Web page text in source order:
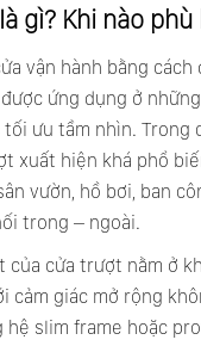
gì? Khi nào
vận hành bằng cách
ứng dụng ở
tối ưu tầm nhìn. Trong
xuất hiện khá phổ
vườn, hồ bơi, ban
trong – ngoài.
của cửa trượt nằm ở
cảm giác mở rộng
hệ slim frame hoặc